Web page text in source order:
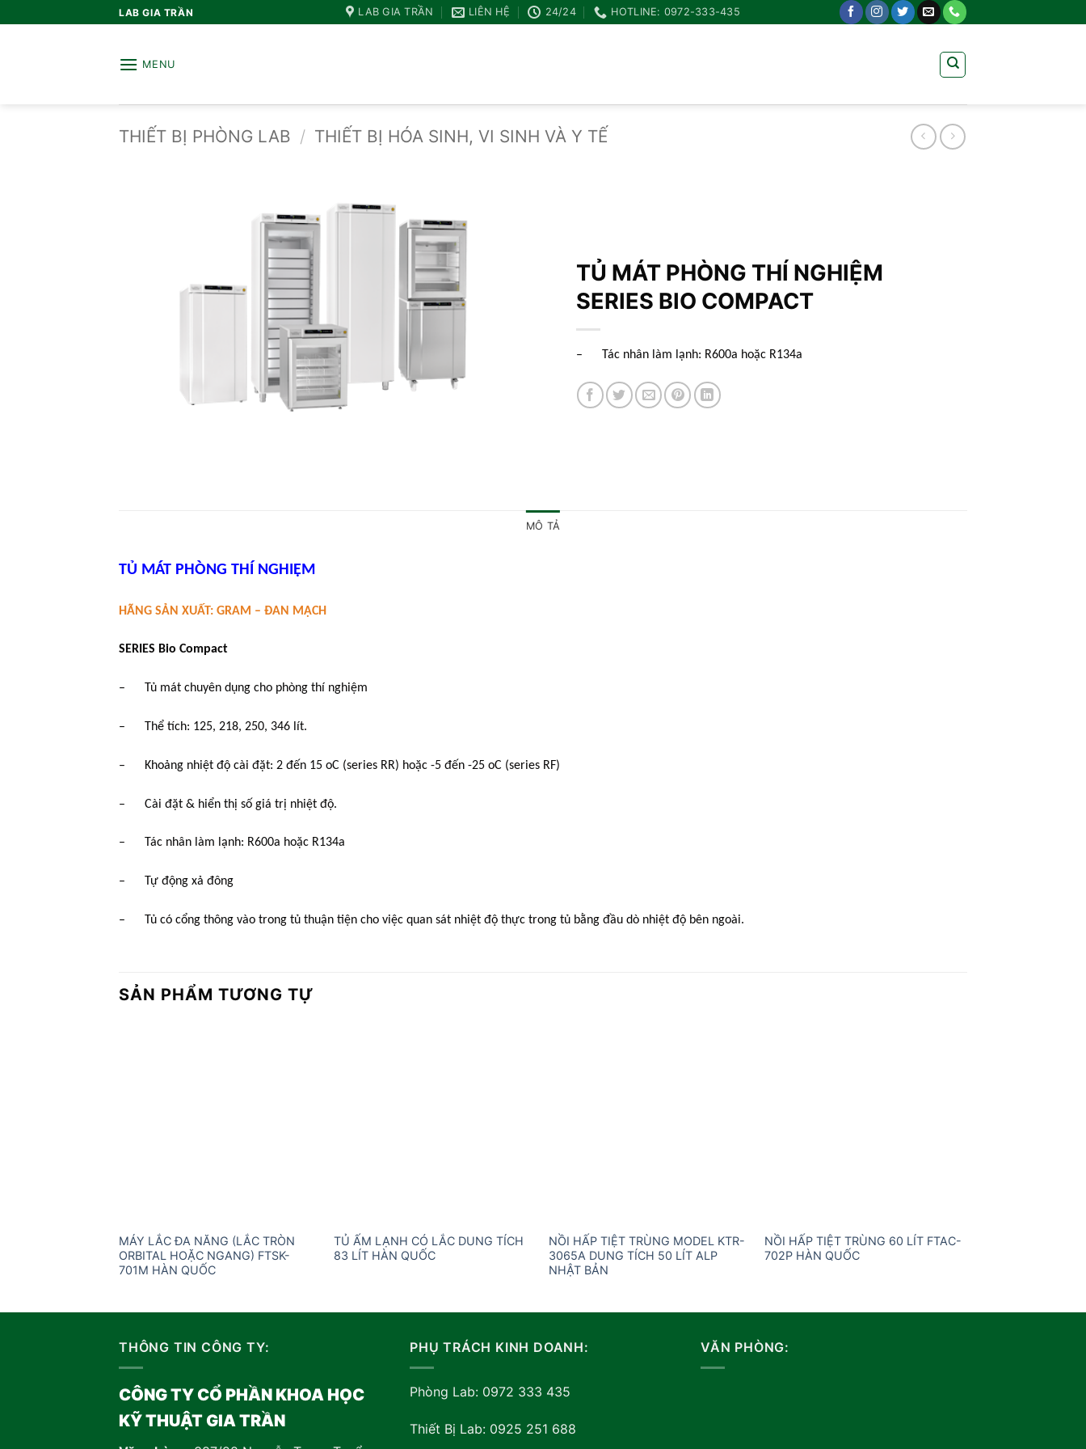
qua
LAB GIA TRẦN LAB GIA TRẦN LIÊN HỆ 24/24 HOTLINE: 0972-333-435
MENU
THIẾT BỊ PHÒNG LAB / THIẾT BỊ HÓA SINH, VI SINH VÀ Y TẾ
TỦ MÁT PHÒNG THÍ NGHIỆM
SERIES BIO COMPACT
– Tác nhân làm lạnh: R600a hoặc R134a
MÔ TẢ
TỦ MÁT PHÒNG THÍ NGHIỆM
HÃNG SẢN XUẤT: GRAM – ĐAN MẠCH
SERIES Bio Compact
– Tủ mát chuyên dụng cho phòng thí nghiệm
– Thể tích: 125, 218, 250, 346 lít.
– Khoảng nhiệt độ cài đặt: 2 đến 15 oC (series RR) hoặc -5 đến -25 oC (series RF)
– Cài đặt & hiển thị số giá trị nhiệt độ.
– Tác nhân làm lạnh: R600a hoặc R134a
– Tự động xả đông
– Tủ có cổng thông vào trong tủ thuận tiện cho việc quan sát nhiệt độ thực trong tủ bằng đầu dò nhiệt độ bên ngoài.
SẢN PHẨM TƯƠNG TỰ
MÁY LẮC ĐA NĂNG (LẮC TRÒN
ORBITAL HOẶC NGANG) FTSK-
701M HÀN QUỐC
TỦ ẤM LẠNH CÓ LẮC DUNG TÍCH
83 LÍT HÀN QUỐC
NỒI HẤP TIỆT TRÙNG MODEL KTR-
3065A DUNG TÍCH 50 LÍT ALP
NHẬT BẢN
NỒI HẤP TIỆT TRÙNG 60 LÍT FTAC-
702P HÀN QUỐC
THÔNG TIN CÔNG TY:
CÔNG TY CỔ PHẦN KHOA HỌC
KỸ THUẬT GIA TRẦN
PHỤ TRÁCH KINH DOANH:
Phòng Lab: 0972 333 435
Thiết Bị Lab: 0925 251 688
VĂN PHÒNG: